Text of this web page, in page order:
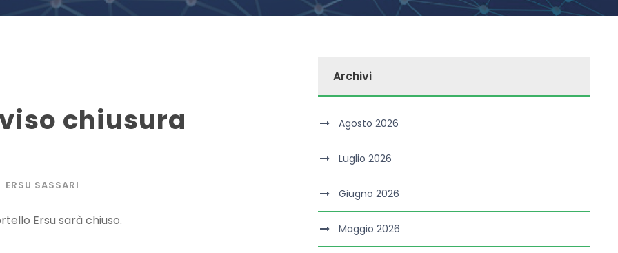
chiusura
ERSU SASSARI
Ersu sarà chiuso.
Archivi
Agosto 2026
Luglio 2026
Giugno 2026
Maggio 2026